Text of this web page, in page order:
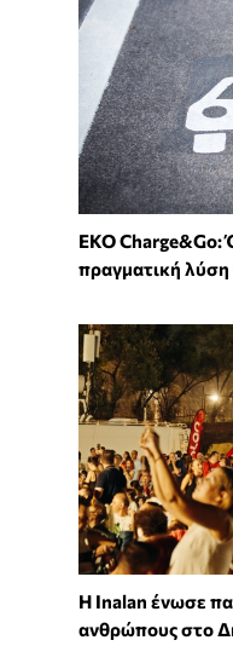
EKO Charge&Go:
πραγματική λύση
Η Inalan ένωσε
ανθρώπους στο